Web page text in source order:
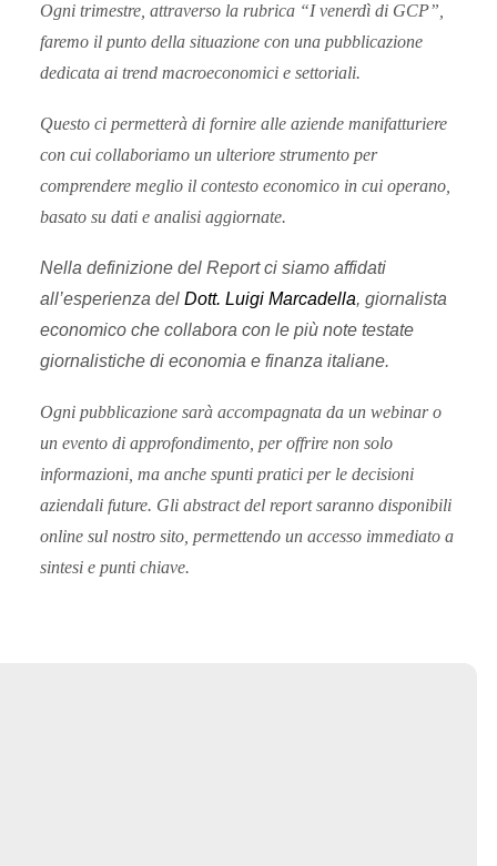
Ogni trimestre, attraverso la rubrica “I venerdì di GCP”,
faremo il punto della situazione con una pubblicazione
dedicata ai trend macroeconomici e settoriali.
Questo ci permetterà di fornire alle aziende manifatturiere
con cui collaboriamo un ulteriore strumento per
comprendere meglio il contesto economico in cui operano,
basato su dati e analisi aggiornate.
Nella definizione del Report ci siamo affidati
all’esperienza del Dott. Luigi Marcadella, giornalista
economico che collabora con le più note testate
giornalistiche di economia e finanza italiane.
Ogni pubblicazione sarà accompagnata da un webinar o
un evento di approfondimento, per offrire non solo
informazioni, ma anche spunti pratici per le decisioni
aziendali future. Gli abstract del report saranno disponibili
online sul nostro sito, permettendo un accesso immediato a
sintesi e punti chiave.